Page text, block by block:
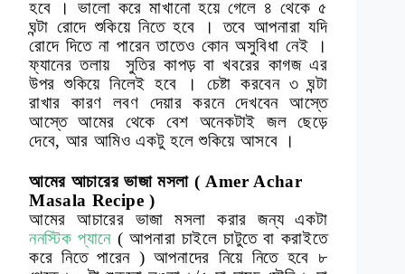
হবে । ভালো করে মাখানো হয়ে গেলে ৪ থেকে ৫
ঘন্টা রোদে শুকিয়ে নিতে হবে । তবে আপনারা যদি
রোদে দিতে না পারেন তাতেও কোন অসুবিধা নেই ।
ফ্যানের তলায় সুতির কাপড় বা খবরের কাগজ এর
উপর শুকিয়ে নিলেই হবে । চেষ্টা করবেন ৩ ঘন্টা
রাখার কারণ লবণ দেয়ার করনে দেখবেন আস্তে
আস্তে আমের থেকে বেশ অনেকটাই জল ছেড়ে
দেবে, আর আমিও একটু হলে শুকিয়ে আসবে ।
আমের আচারের ভাজা মসলা ( Amer Achar
Masala Recipe )
আমের আচারের ভাজা মসলা করার জন্য একটা
ননস্টিক প্যানে ( আপনারা চাইলে চাটুতে বা করাইতে
করে নিতে পারেন ) আপনাদের নিয়ে নিতে হবে ৮